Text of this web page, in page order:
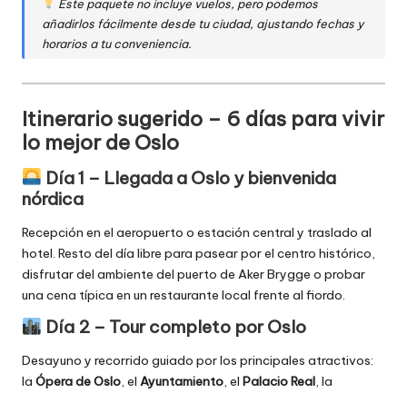
Este paquete no incluye vuelos, pero podemos
añadirlos fácilmente desde tu ciudad, ajustando fechas y
horarios a tu conveniencia.
Itinerario sugerido – 6 días para vivir
lo mejor de Oslo
Día 1 – Llegada a Oslo y bienvenida
nórdica
Recepción en el aeropuerto o estación central y traslado al
hotel. Resto del día libre para pasear por el centro histórico,
disfrutar del ambiente del puerto de Aker Brygge o probar
una cena típica en un restaurante local frente al fiordo.
Día 2 – Tour completo por Oslo
Desayuno y recorrido guiado por los principales atractivos:
la Ópera de Oslo, el Ayuntamiento, el Palacio Real, la